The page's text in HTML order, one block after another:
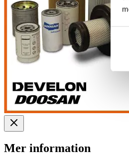
Mer information